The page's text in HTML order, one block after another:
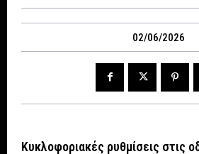
02/06/2026
Κυκλοφοριακές ρυθμίσεις στις